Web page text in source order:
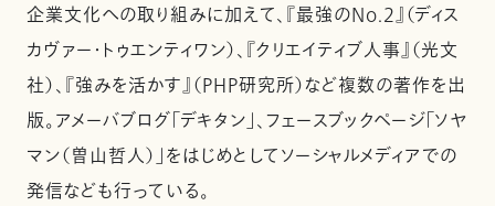
企業文化への取り組みに加えて、『最強のNo.2』（ディス
カヴァー・トゥエンティワン）、『クリエイティブ人事』（光文
社）、『強みを活かす』（PHP研究所）など複数の著作を出
版。アメーバブログ「デキタン」、フェースブックページ「ソヤ
マン（曽山哲人）」をはじめとしてソーシャルメディアでの
発信なども行っている。